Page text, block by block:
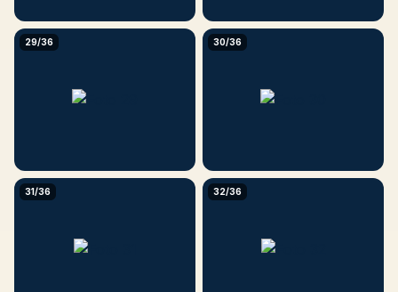
29/36 30/36
31/36 32/36